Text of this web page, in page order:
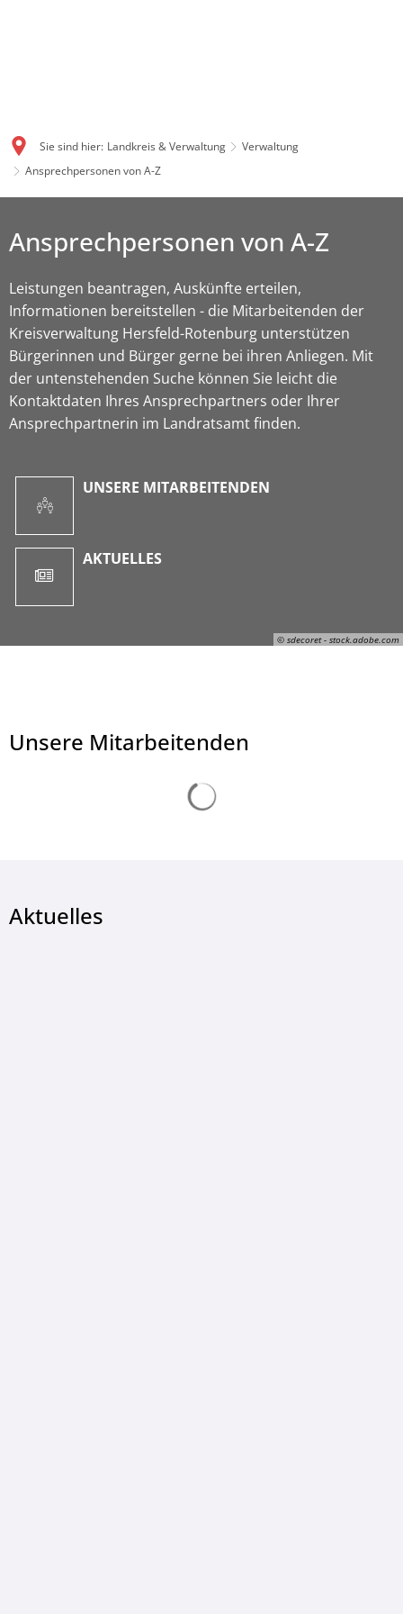
Sie sind hier: Landkreis & Verwaltung
Verwaltung
Ansprechpersonen von A-Z
© sdecoret - stock.adobe.com
Ansprechpersonen von A-Z
Leistungen beantragen, Auskünfte erteilen,
Informationen bereitstellen - die Mitarbeitenden der
Kreisverwaltung Hersfeld-Rotenburg unterstützen
Bürgerinnen und Bürger gerne bei ihren Anliegen. Mit
der untenstehenden Suche können Sie leicht die
Kontaktdaten Ihres Ansprechpartners oder Ihrer
Ansprechpartnerin im Landratsamt finden.
UNSERE MITARBEITENDEN
AKTUELLES
Unsere Mitarbeitenden
Aktuelles